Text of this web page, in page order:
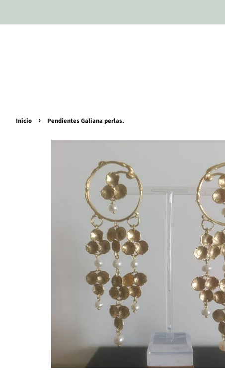
Inicio › Pendientes Galiana perlas.